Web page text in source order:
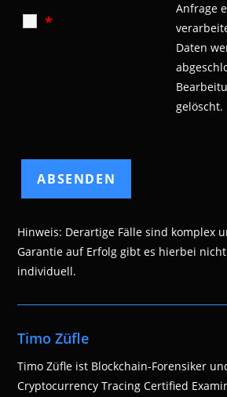
*
Anfrage
Daten
gelöscht.
Hinweis: Derartige Fälle sind komplex
Garantie auf Erfolg gibt es hierbei
individuell.
Timo Züfle
Timo Züfle ist Blockchain-Forensiker
Cryptocurrency Tracing Certified